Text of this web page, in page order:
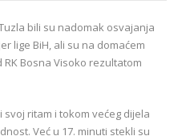
bili su nadomak osvajanja
lige BiH, ali su na domaćem
Bosna Visoko rezultatom
ritam i tokom većeg dijela
Već u 17. minuti stekli su